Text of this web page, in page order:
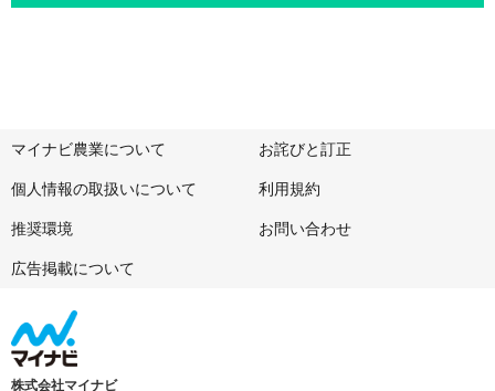
マイナビ農業について お詫びと訂正
個人情報の取扱いについて 利用規約
推奨環境 お問い合わせ
広告掲載について
株式会社マイナビ